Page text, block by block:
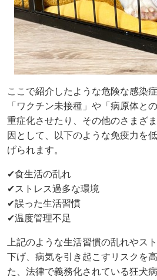
ここで紹介したような危険な感染
「ワクチン未接種」や「病原体と
重症化させたり、その他のさまざ
因として、以下のような免疫力を
げられます。
✔食生活の乱れ
✔ストレス過多な環境
✔誤った生活習慣
✔温度管理不足
上記のような生活習慣の乱れやス
下げ、病気を引き起こすリスクを
た、法律で義務化されている狂犬